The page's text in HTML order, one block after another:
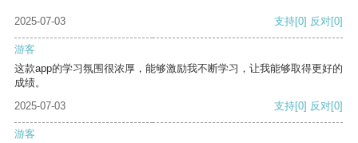
2025-07-03 支持[0] 反对[0]
游客
这款app的学习氛围很浓厚，能够激励我不断学习，让我能够取得更好的
成绩。
2025-07-03
支持[0] 反对[0]
游客